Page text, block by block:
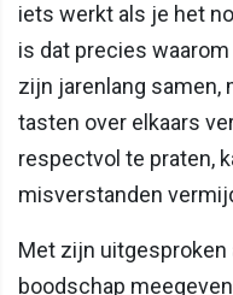
iets werkt als je het
is dat precies
zijn jarenlang samen,
tasten over elkaars
respectvol te praten,
misverstanden
Met zijn uitgesproken
boodschap